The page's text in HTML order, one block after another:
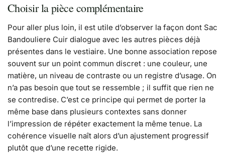
Choisir la pièce complémentaire
Pour aller plus loin, il est utile d’observer la façon dont Sac
Bandouliere Cuir dialogue avec les autres pièces déjà
présentes dans le vestiaire. Une bonne association repose
souvent sur un point commun discret : une couleur, une
matière, un niveau de contraste ou un registre d’usage. On
n’a pas besoin que tout se ressemble ; il suffit que rien ne
se contredise. C’est ce principe qui permet de porter la
même base dans plusieurs contextes sans donner
l’impression de répéter exactement la même tenue. La
cohérence visuelle naît alors d’un ajustement progressif
plutôt que d’une recette rigide.